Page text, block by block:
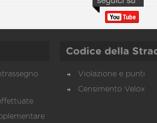
Codice della
Violazione e punti
Censimento Velox